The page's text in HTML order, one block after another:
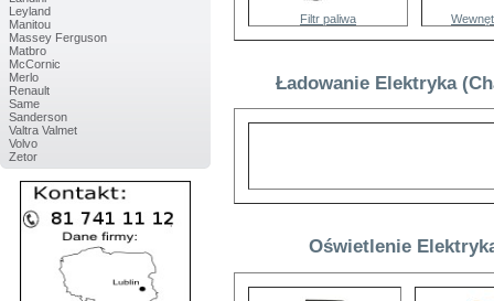
Leyland
Manitou
Massey Ferguson
Matbro
McCornic
Merlo
Renault
Same
Sanderson
Valtra Valmet
Volvo
Zetor
Filtr paliwa
Ładowanie Elektryka
Oświetlenie